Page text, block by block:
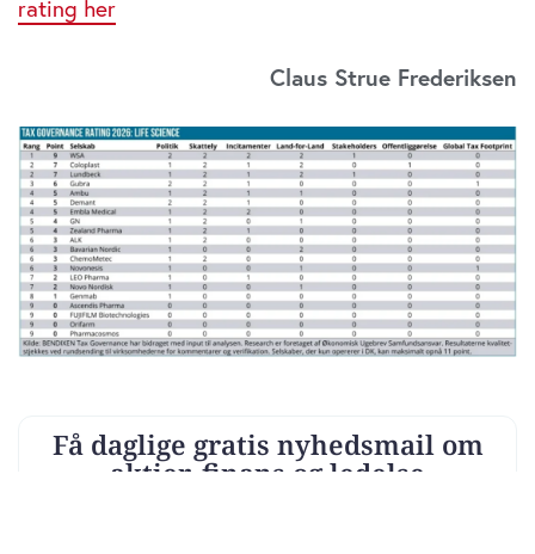
rating her
Claus Strue Frederiksen